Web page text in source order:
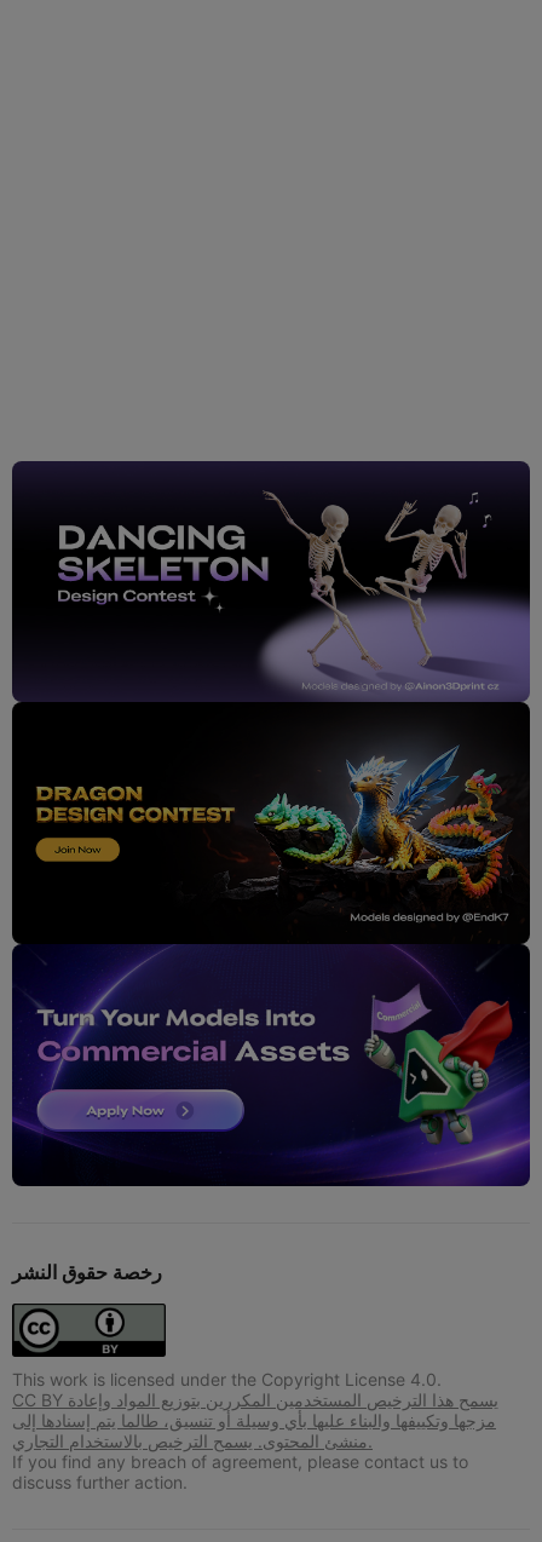
رخصة حقوق النشر
This work is licensed under the Copyright License 4.0.
CC BY يسمح هذا الترخيص المستخدمين المكررين بتوزيع المواد وإعادة
مزجها وتكييفها والبناء عليها بأي وسيلة أو تنسيق، طالما يتم إسنادها إلى
منشئ المحتوى. يسمح الترخيص بالاستخدام التجاري.
If you find any breach of agreement, please contact us to
discuss further action.